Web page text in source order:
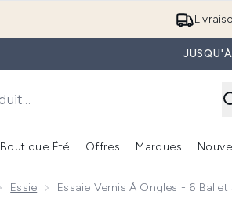
Boutique Été
Accédez
Offres Marques
Essie Essaie Vernis À Ongles - 6 Ballet